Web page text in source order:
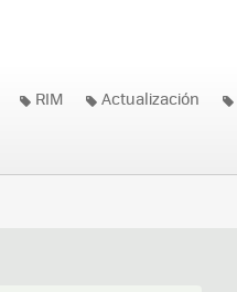
RIM Actualización